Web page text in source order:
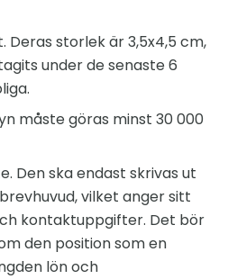
Deras storlek är 3,5x4,5 cm,
under de senaste 6
måste göras minst 30 000
Den ska endast skrivas ut
vilket anger sitt
kontaktuppgifter. Det bör
den position som en
lön och